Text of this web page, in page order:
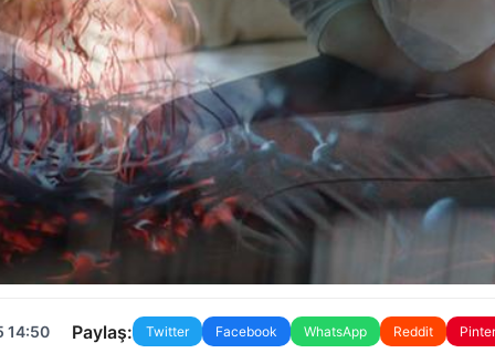
14:50 Paylaş: Twitter Facebook WhatsApp Reddit